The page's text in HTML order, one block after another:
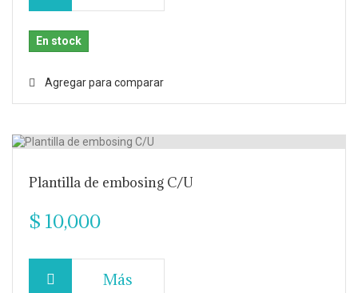
En stock
Agregar para comparar
Plantilla de embosing C/U
$ 10,000
Más